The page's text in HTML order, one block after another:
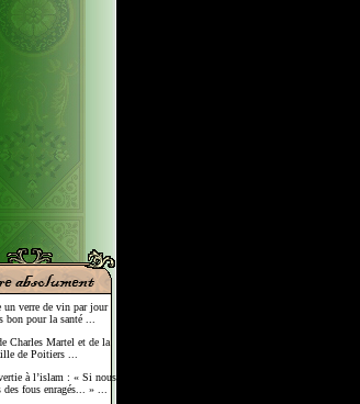
un verre de vin par jour
bon pour la santé ...
Charles Martel et de la
de Poitiers ...
à l’islam : « Si nous
fous enragés... » ...